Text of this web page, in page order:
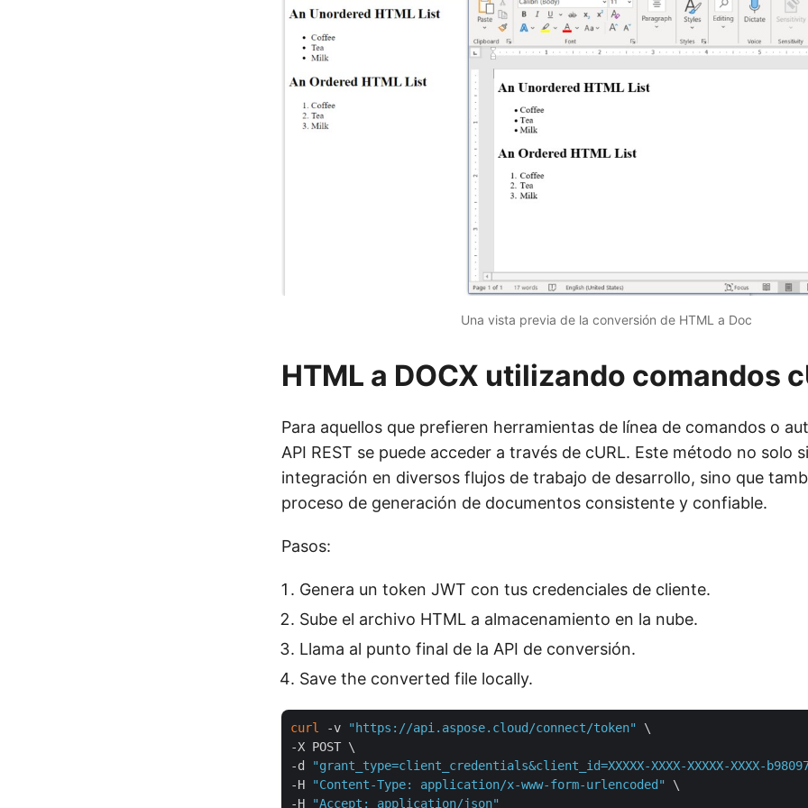
Una vista previa de la conversión de HTML a Doc
HTML a DOCX utilizando comandos
Para aquellos que prefieren herramientas de línea de comandos o
API REST se puede acceder a través de cURL. Este método no solo
integración en diversos flujos de trabajo de desarrollo, sino que
proceso de generación de documentos consistente y confiable.
Pasos:
Genera un token JWT con tus credenciales de cliente.
Sube el archivo HTML a almacenamiento en la nube.
Llama al punto final de la API de conversión.
Save the converted file locally.
curl -v "https://api.aspose.cloud/connect/token"
\
-X POST \
-d
"grant_type=client_credentials&client_id=XXXXX-XXXX-XXXXX-XXXX-
-H
"Content-Type: application/x-www-form-urlencoded"
\
-H
"Accept: application/json"